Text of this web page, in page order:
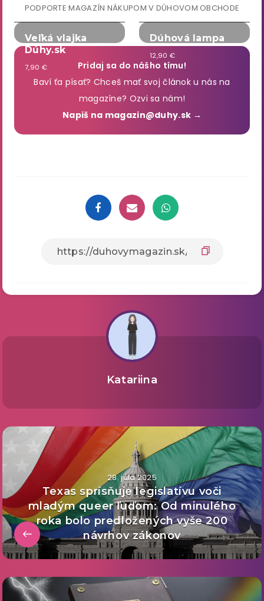
PODPORTE MAGAZÍN NÁKUPOM V DÚHOVOM OBCHODE
Veľká vlajka
Dúhy.sk
7,90 €
Dúhová lampa
12,90 €
Pridaj sa do nášho tímu!
Baví ťa písať? Chceš mať svoj článok u nás na
magazíne? Ozvi sa nám!
Napiš na magazin@duhy.sk →
Katariina
28. júla 2025
Texas sprísňuje legislatívu voči
mladým queer ľuďom: Od minulého
roka bolo predložených vyše 200
návrhov zákonov